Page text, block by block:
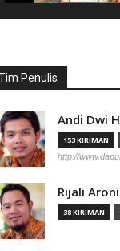
Penulis
Andi Dwi
153 KIRIMAN
http://
Rijali Aroni
38 KIRIMAN